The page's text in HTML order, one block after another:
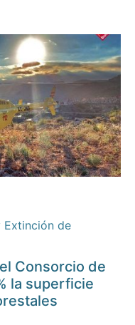
Extinción de
Consorcio de
la superficie